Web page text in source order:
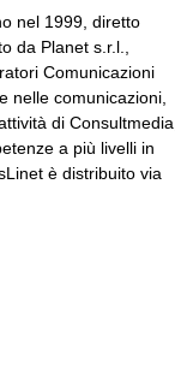
nel 1999, diretto
da Planet s.r.l.,
Comunicazioni
nelle comunicazioni,
di Consultmedia,
a più livelli in
è distribuito via